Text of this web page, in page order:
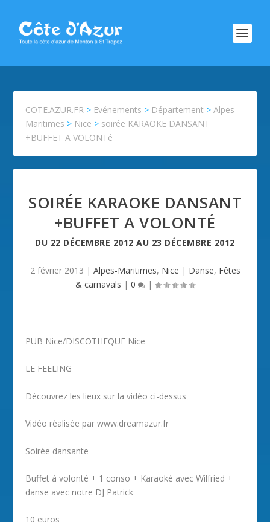
COTE.AZUR.FR > Evénements > Département >Alpes-
Maritimes > Nice > soirée KARAOKE DANSANT
+BUFFET A VOLONTé
SOIRÉE KARAOKE DANSANT
+BUFFET A VOLONTÉ
DU 22 DÉCEMBRE 2012 AU 23 DÉCEMBRE 2012
2 février 2013 | Alpes-Maritimes, Nice | Danse, Fêtes
& carnavals | 0 |
PUB Nice/DISCOTHEQUE Nice
LE FEELING
Découvrez les lieux sur la vidéo ci-dessus
Vidéo réalisée par www.dreamazur.fr
Soirée dansante
Buffet à volonté + 1 conso + Karaoké avec Wilfried +
danse avec notre DJ Patrick
10 euros